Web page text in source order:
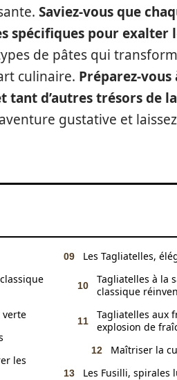
Saviez-vous que
spécifiques pour exalter
de pâtes qui
culinaire. Préparez-
tant d’autres trésors de
gustative et
verte
les
Les Tagliatelles,
Tagliatelles à la
classique
Tagliatelles aux
explosion de
Maîtriser la
Les Fusilli, spirales